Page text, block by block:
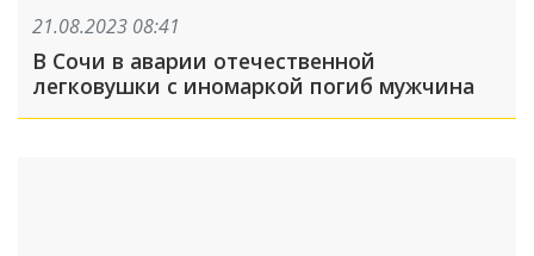
21.08.2023 08:41
В Сочи в аварии отечественной
легковушки с иномаркой погиб мужчина